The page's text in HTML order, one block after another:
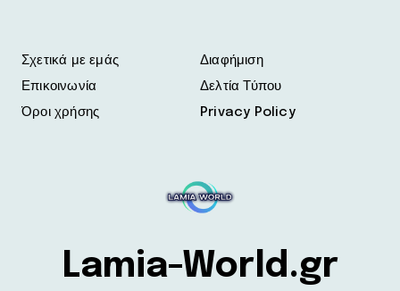
Σχετικά με εμάς
Επικοινωνία
Όροι χρήσης
Διαφήμιση
Δελτία Τύπου
Privacy Policy
Lamia-World.gr